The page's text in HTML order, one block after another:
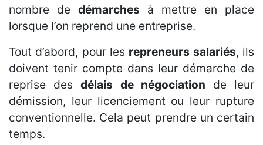
nombre de démarches à mettre en place
lorsque l’on reprend une entreprise.
Tout d’abord, pour les repreneurs salariés, ils
doivent tenir compte dans leur démarche de
reprise desdélais de négociation de leur
démission, leur licenciement ou leur rupture
conventionnelle. Cela peut prendre un certain
temps.